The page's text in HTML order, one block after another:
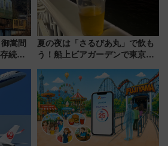
嵩間
続協
夏の夜は「さるびあ丸」で飲も
う！船上ビアガーデンで東京湾
杯……工場直送生ビールや島グ
ルメが美味い